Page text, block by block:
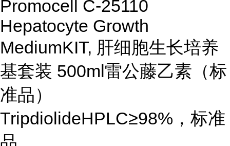
Promocell C-25110
Hepatocyte Growth
MediumKIT, 肝细胞生长培养
基套装 500ml雷公藤乙素（标
准品）
TripdiolideHPLC≥98%，标准
品